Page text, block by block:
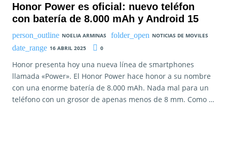
Honor Power es oficial: nuevo teléfon
con batería de 8.000 mAh y Android 15
NOELIA ARMINAS
NOTICIAS DE MOVILES
16 ABRIL 2025
0
Honor presenta hoy una nueva línea de smartphones
llamada «Power». El Honor Power hace honor a su nombre
con una enorme batería de 8.000 mAh. Nada mal para un
teléfono con un grosor de apenas menos de 8 mm. Como …